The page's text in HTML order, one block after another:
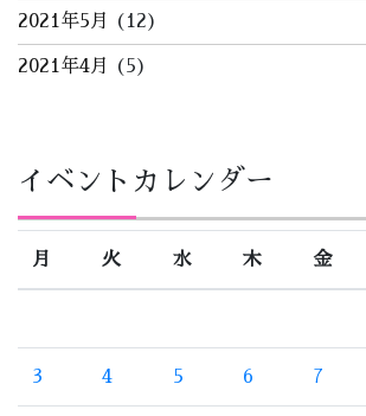
2021年5月 (12)
2021年4月 (5)
イベントカレンダー
月 火 水 木 金
3 4 5 6 7